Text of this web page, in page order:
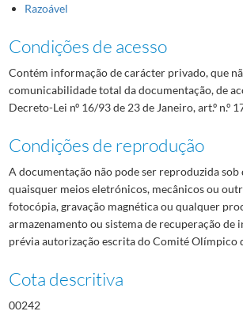
Razoável
Condições de acesso
Contém informação de carácter privado, que
comunicabilidade total da documentação, de
Decreto-Lei nº 16/93 de 23 de Janeiro, art.º n.º
Condições de reprodução
A documentação não pode ser reproduzida
quaisquer meios eletrónicos, mecânicos ou
fotocópia, gravação magnética ou qualquer
armazenamento ou sistema de recuperação de
prévia autorização escrita do Comité Olímpico
Cota descritiva
00242